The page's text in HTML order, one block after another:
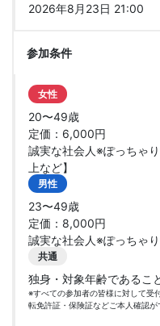
2026年8月23日 21:00
参加条件
女性
20〜49歳
定価：6,000円
誠実な社会人※ぽっちゃ
上など】
男性
23〜49歳
定価：8,000円
誠実な社会人※ぽっちゃ
共通
独身・対象年齢であるこ
※すべての参加者の皆様に対して受
転免許証・保険証などご本人確認が